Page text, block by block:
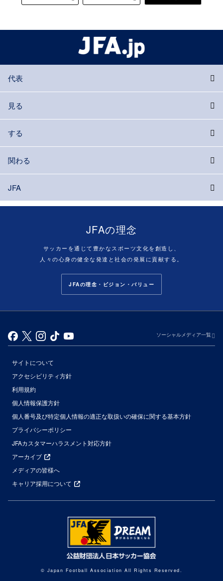
代表
見る
する
関わる
JFA
JFAの理念
サッカーを通じて豊かなスポーツ文化を創造し、
人々の心身の健全な発達と社会の発展に貢献する。
JFAの理念・ビジョン・バリュー
ソーシャルメディア一覧
サイトについて
アクセシビリティ方針
利用規約
個人情報保護方針
個人番号及び特定個人情報の適正な取扱いの確保に関する基本方針
プライバシーポリシー
JFAカスタマーハラスメント対応方針
アーカイブ
メディアの皆様へ
キャリア採用について
© Japan Football Association All Rights Reserved.